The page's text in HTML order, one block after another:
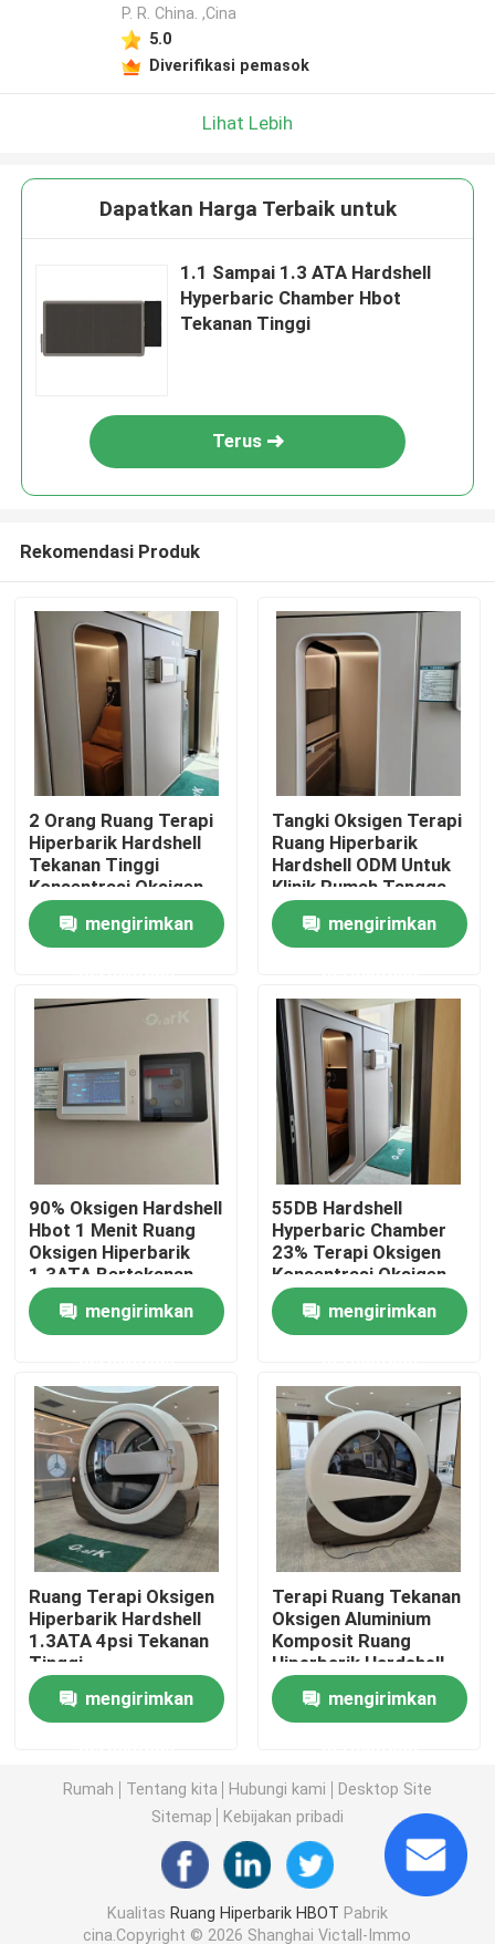
Produk
video
Tentang kami
Tur Pabrik
Permintaan Penawaran
Ruang Hiperbarik HBOT
Ruang Hiperbarik Penuaan Terbalik
1.3 ATA Hiperbarik
Ruang Hiperbarik Hardshell
Ruang Duduk Hiperbarik
Pemulihan Olahraga Ruang Hiperbarik
Ruang Hiperbarik Perawatan Luka
Ruang Oksigen Hiperbarik Monoplace
Ruang Hiperbarik Multitempat
P. R. China. ,Cina
5.0
Diverifikasi pemasok
Lihat Lebih
Dapatkan Harga Terbaik untuk
1.1 Sampai 1.3 ATA Hardshell
Hyperbaric Chamber Hbot
Tekanan Tinggi
Terus
Rekomendasi Produk
2 Orang Ruang Terapi
Hiperbarik Hardshell
Tekanan Tinggi
Konsentrasi Oksigen
23%.
mengirimkan
Tangki Oksigen Terapi
Ruang Hiperbarik
Hardshell ODM Untuk
Klinik Rumah Tangga
mengirimkan
90% Oksigen Hardshell
Hbot 1 Menit Ruang
Oksigen Hiperbarik
1.3ATA Bertekanan
Udara
mengirimkan
55DB Hardshell
Hyperbaric Chamber
23% Terapi Oksigen
Konsentrasi Oksigen
Untuk Atlet
mengirimkan
Ruang Terapi Oksigen
Hiperbarik Hardshell
1.3ATA 4psi Tekanan
Tinggi
mengirimkan
Terapi Ruang Tekanan
Oksigen Aluminium
Komposit Ruang
Hiperbarik Hardshell
ISO9001
mengirimkan
Rumah Tentang kita Hubungi kami
Desktop Site
Sitemap
Kebijakan pribadi
Kualitas Ruang Hiperbarik HBOT Pabrik
cina.Copyright © 2026 Shanghai Victall-Immo